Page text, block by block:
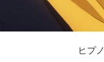
ヒプ